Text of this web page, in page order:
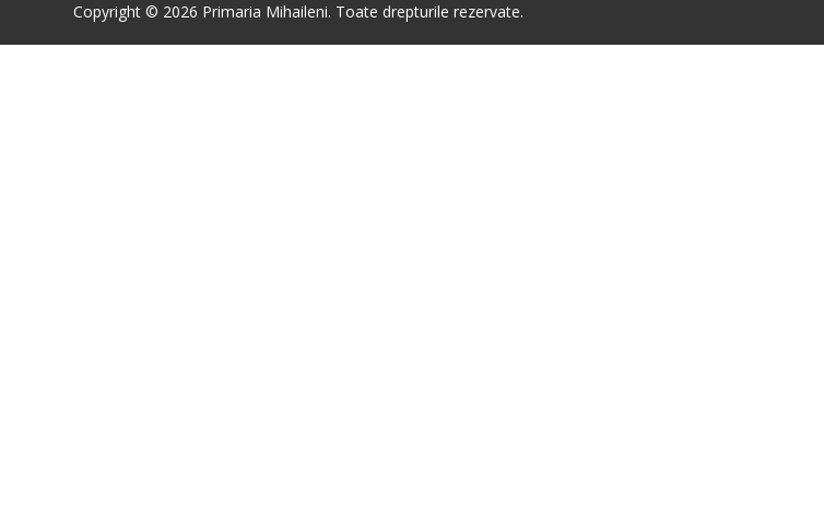
Copyright © 2026 Primaria Mihaileni. Toate drepturile rezervate.